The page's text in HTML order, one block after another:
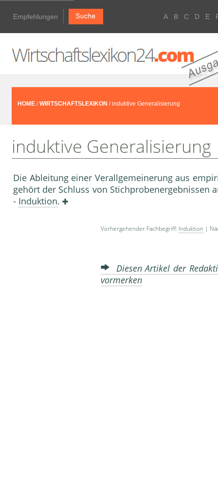
Empfehlungen A B C D E
HOME /WIRTSCHAFTSLEXIKON / induktive Generalisierung
induktive Generalisierung
Die Ableitung einer Verallgemeinerung aus
gehört der Schluss von Stichprobenergebnissen
- Induktion.
Vorhergehender Fachbegriff: Induktion |
Diesen Artikel der
vormerken